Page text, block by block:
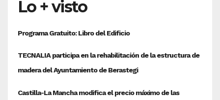
Lo + visto